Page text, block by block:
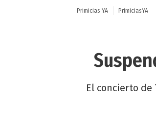
Primicias YA PrimiciasYA
El concierto